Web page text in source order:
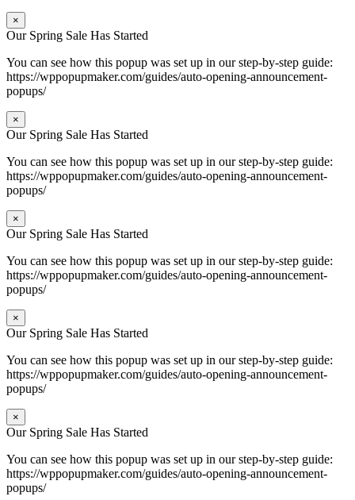
×
Our Spring Sale Has Started
You can see how this popup was set up in our step-by-step guide:
https://wppopupmaker.com/guides/auto-opening-announcement-
popups/
×
Our Spring Sale Has Started
You can see how this popup was set up in our step-by-step guide:
https://wppopupmaker.com/guides/auto-opening-announcement-
popups/
×
Our Spring Sale Has Started
You can see how this popup was set up in our step-by-step guide:
https://wppopupmaker.com/guides/auto-opening-announcement-
popups/
×
Our Spring Sale Has Started
You can see how this popup was set up in our step-by-step guide:
https://wppopupmaker.com/guides/auto-opening-announcement-
popups/
×
Our Spring Sale Has Started
You can see how this popup was set up in our step-by-step guide:
https://wppopupmaker.com/guides/auto-opening-announcement-
popups/